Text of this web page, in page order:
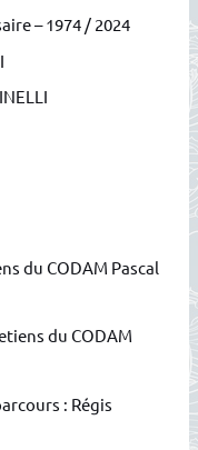
– 1974 / 2024
du CODAM Pascal
du CODAM
: Régis